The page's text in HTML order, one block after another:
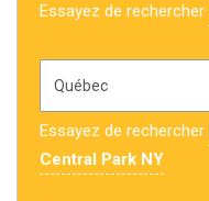
Essayez de rechercher
Essayez de rechercher
Central Park NY